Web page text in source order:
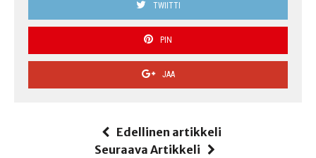
TWIITTI
PIN
JAA
Edellinen artikkeli
Seuraava Artikkeli